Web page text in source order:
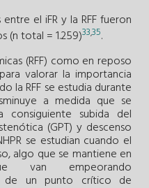
el iFR y la RFF fueron
(n total = 1.259)33,35.
(RFF) como en reposo
valorar la importancia
la RFF se estudia durante
a medida que se
subida del
(GPT) y descenso
se estudian cuando el
algo que se mantiene en
van empeorando
de un punto crítico de